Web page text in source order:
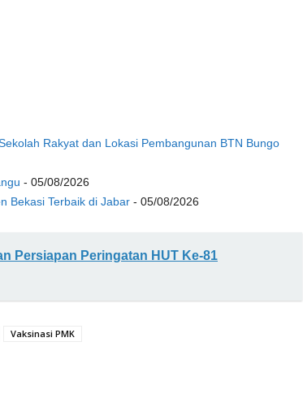
Rakyat dan Lokasi Pembangunan BTN Bungo
- 05/08/2026
Bekasi Terbaik di Jabar - 05/08/2026
Persiapan Peringatan HUT Ke-81
Vaksinasi PMK